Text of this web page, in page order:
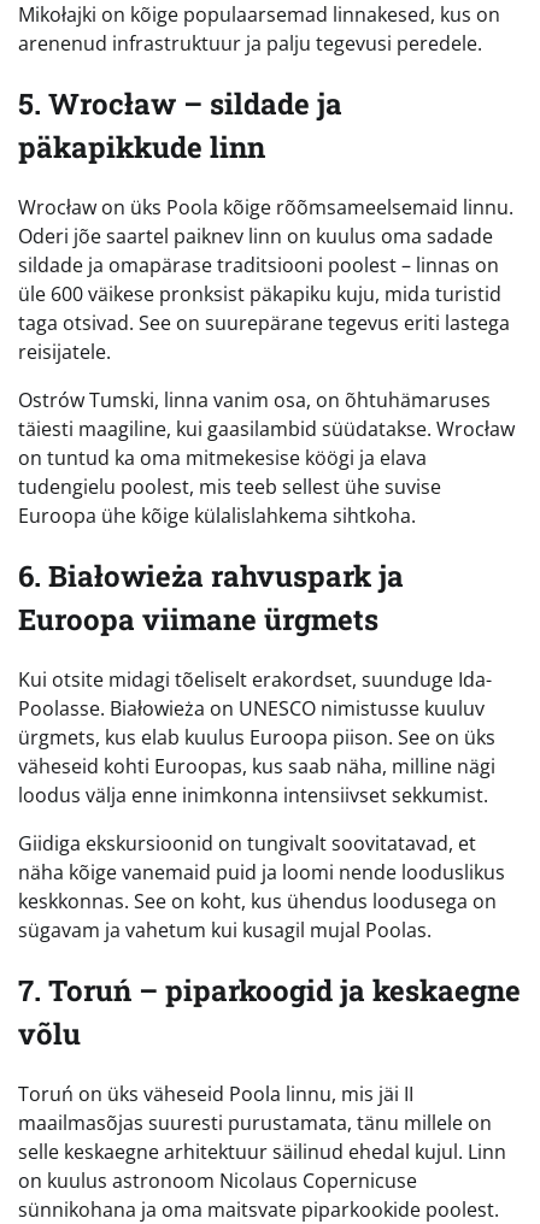
Mikołajki on kõige populaarsemad linnakesed, kus on
arenenud infrastruktuur ja palju tegevusi peredele.
5. Wrocław – sildade ja
päkapikkude linn
Wrocław on üks Poola kõige rõõmsameelsemaid linnu.
Oderi jõe saartel paiknev linn on kuulus oma sadade
sildade ja omapärase traditsiooni poolest – linnas on
üle 600 väikese pronksist päkapiku kuju, mida turistid
taga otsivad. See on suurepärane tegevus eriti lastega
reisijatele.
Ostrów Tumski, linna vanim osa, on õhtuhämaruses
täiesti maagiline, kui gaasilambid süüdatakse. Wrocław
on tuntud ka oma mitmekesise köögi ja elava
tudengielu poolest, mis teeb sellest ühe suvise
Euroopa ühe kõige külalislahkema sihtkoha.
6. Białowieża rahvuspark ja
Euroopa viimane ürgmets
Kui otsite midagi tõeliselt erakordset, suunduge Ida-
Poolasse. Białowieża on UNESCO nimistusse kuuluv
ürgmets, kus elab kuulus Euroopa piison. See on üks
väheseid kohti Euroopas, kus saab näha, milline nägi
loodus välja enne inimkonna intensiivset sekkumist.
Giidiga ekskursioonid on tungivalt soovitatavad, et
näha kõige vanemaid puid ja loomi nende looduslikus
keskkonnas. See on koht, kus ühendus loodusega on
sügavam ja vahetum kui kusagil mujal Poolas.
7. Toruń – piparkoogid ja keskaegne
võlu
Toruń on üks väheseid Poola linnu, mis jäi II
maailmasõjas suuresti purustamata, tänu millele on
selle keskaegne arhitektuur säilinud ehedal kujul. Linn
on kuulus astronoom Nicolaus Copernicuse
sünnikohana ja oma maitsvate piparkookide poolest.